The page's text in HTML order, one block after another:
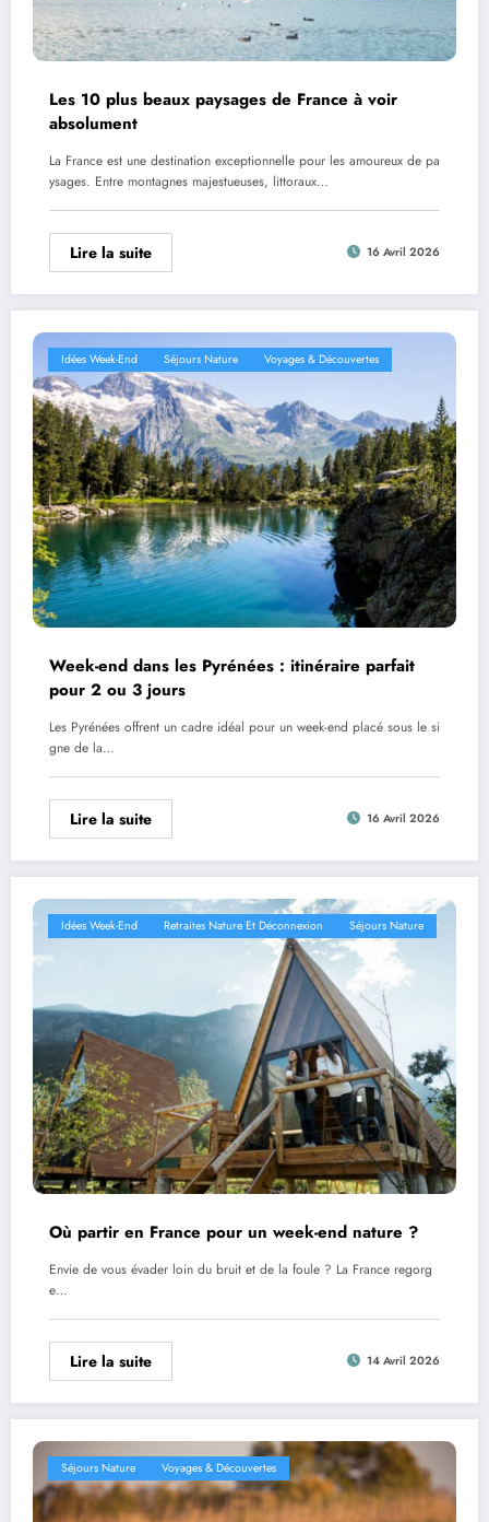
Les 10 plus beaux paysages de France à voir
absolument
La France est une destination exceptionnelle pour les amoureux de pa
ysages. Entre montagnes majestueuses, littoraux…
Lire la suite 16 Avril 2026
Idées Week-End Séjours Nature Voyages & Découvertes
Week-end dans les Pyrénées : itinéraire parfait
pour 2 ou 3 jours
Les Pyrénées offrent un cadre idéal pour un week-end placé sous le si
gne de la…
Lire la suite 16 Avril 2026
Idées Week-End Retraites Nature Et Déconnexion Séjours Nature
Où partir en France pour un week-end nature ?
Envie de vous évader loin du bruit et de la foule ? La France regorg
e…
Lire la suite 14 Avril 2026
Séjours Nature Voyages & Découvertes